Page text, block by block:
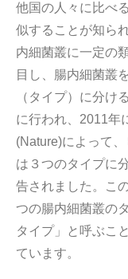
他国の人々に比べ
似することが知ら
内細菌叢に一定の
目し、腸内細菌叢
（タイプ）に分け
に行われ、2011年
(Nature)によって
は３つのタイプに
告されました。こ
つの腸内細菌叢の
タイプ」と呼ぶこ
ています。